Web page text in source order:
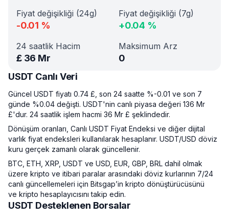
Fiyat değişikliği (24g)
-0.01 %
Fiyat değişikliği (7g)
+0.04 %
24 saatlik Hacim
£ 36 Mr
Maksimum Arz
0
USDT Canlı Veri
Güncel USDT fiyatı 0.74 £, son 24 saatte %-0.01 ve son 7
günde %0.04 değişti. USDT'nin canlı piyasa değeri 136 Mr
£'dur. 24 saatlik işlem hacmi 36 Mr £ şeklindedir.
Dönüşüm oranları, Canlı USDT Fiyat Endeksi ve diğer dijital
varlık fiyat endeksleri kullanılarak hesaplanır. USDT/USD döviz
kuru gerçek zamanlı olarak güncellenir.
BTC, ETH, XRP, USDT ve USD, EUR, GBP, BRL dahil olmak
üzere kripto ve itibari paralar arasındaki döviz kurlarının 7/24
canlı güncellemeleri için Bitsgap’in kripto dönüştürücüsünü
ve kripto hesaplayıcısını takip edin.
USDT Desteklenen Borsalar